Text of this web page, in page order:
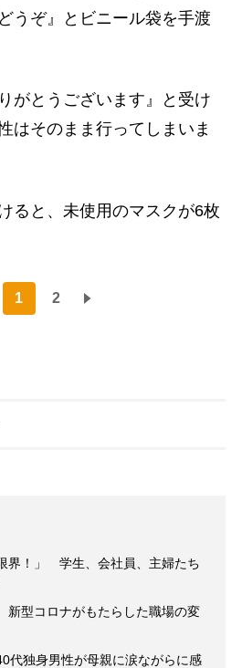
うぞ』とビニール袋を手渡
がとうございます』と受け
はそのまま行ってしまいま
ると、未使用のマスクが6枚
1 2
界！」 学生、会社員、主婦たち
型コロナがもたらした職場の変
代独身男性が母親に涙ながらに感